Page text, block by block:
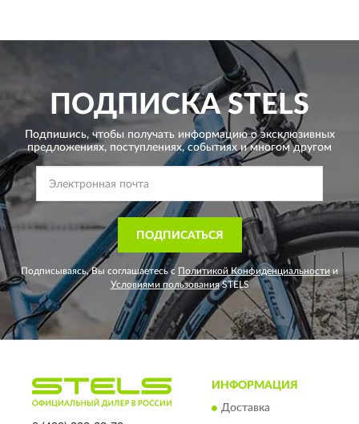
ПОДПИСКАSTELS
Подпишись, чтобы получать информацию о эксклюзивных
предложениях, поступлениях, событиях и многом другом
ПОДПИСАТЬСЯ
Подписываясь, Вы соглашаетесь с Политикой Конфиденциальности и
Условиями пользованияSTELS
ИНФОРМАЦИЯ
Доставка